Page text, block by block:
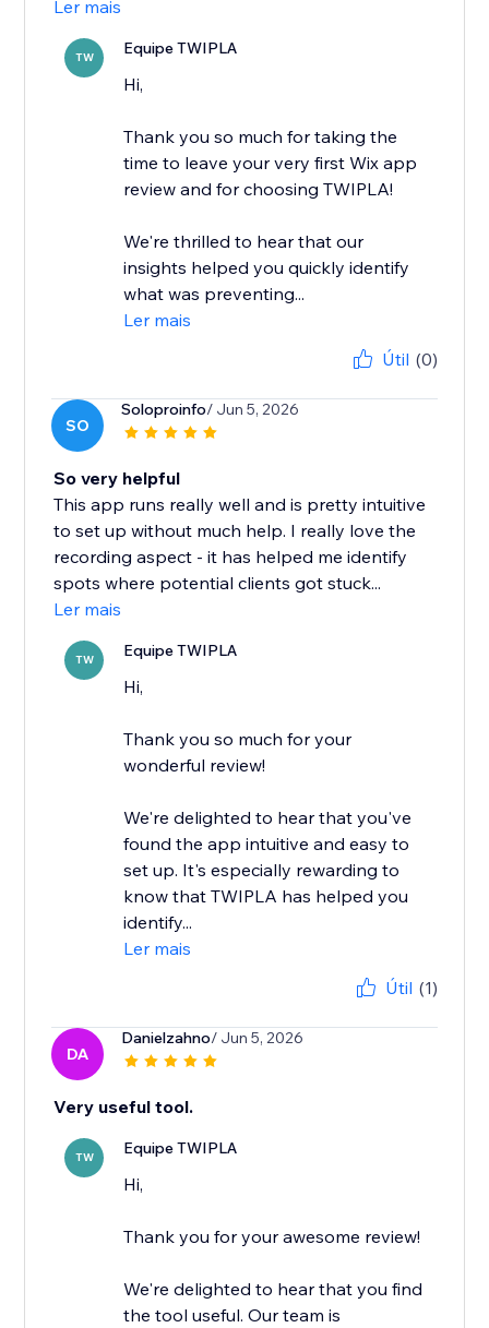
Ler mais
TW Equipe TWIPLA
Hi,
Thank you so much for taking the
time to leave your very first Wix app
review and for choosing TWIPLA!
We're thrilled to hear that our
insights helped you quickly identify
what was preventing...
Ler mais
Útil (0)
SO
Soloproinfo/ Jun 5, 2026
So very helpful
This app runs really well and is pretty intuitive
to set up without much help. I really love the
recording aspect - it has helped me identify
spots where potential clients got stuck...
Ler mais
TW Equipe TWIPLA
Hi,
Thank you so much for your
wonderful review!
We're delighted to hear that you've
found the app intuitive and easy to
set up. It's especially rewarding to
know that TWIPLA has helped you
identify...
Ler mais
Útil (1)
DA
Danielzahno/ Jun 5, 2026
Very useful tool.
TW Equipe TWIPLA
Hi,
Thank you for your awesome review!
We're delighted to hear that you find
the tool useful. Our team is